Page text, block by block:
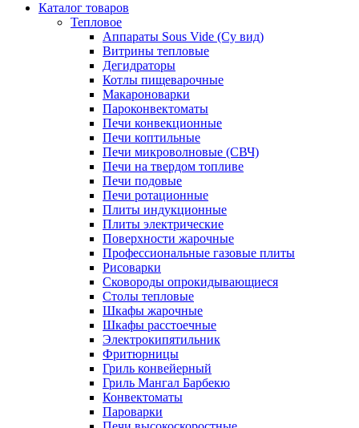
Каталог товаров
Тепловое
Аппараты Sous Vide (Су вид)
Витрины тепловые
Дегидраторы
Котлы пищеварочные
Макароноварки
Пароконвектоматы
Печи конвекционные
Печи коптильные
Печи микроволновые (СВЧ)
Печи на твердом топливе
Печи подовые
Печи ротационные
Плиты индукционные
Плиты электрические
Поверхности жарочные
Профессиональные газовые плиты
Рисоварки
Сковороды опрокидывающиеся
Столы тепловые
Шкафы жарочные
Шкафы расстоечные
Электрокипятильник
Фритюрницы
Гриль конвейерный
Гриль Мангал Барбекю
Конвектоматы
Пароварки